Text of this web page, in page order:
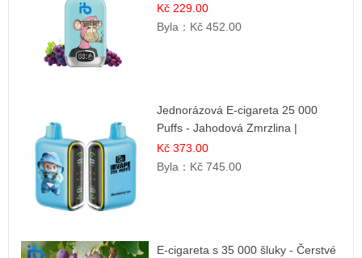
Kč 229.00
Byla： Kč 452.00
Jednorázová E-cigareta 25 000
Puffs - Jahodová Zmrzlina |
Krémová sladká příchuť
Kč 373.00
Byla： Kč 745.00
E-cigareta s 35 000 šluky - Čerstvé